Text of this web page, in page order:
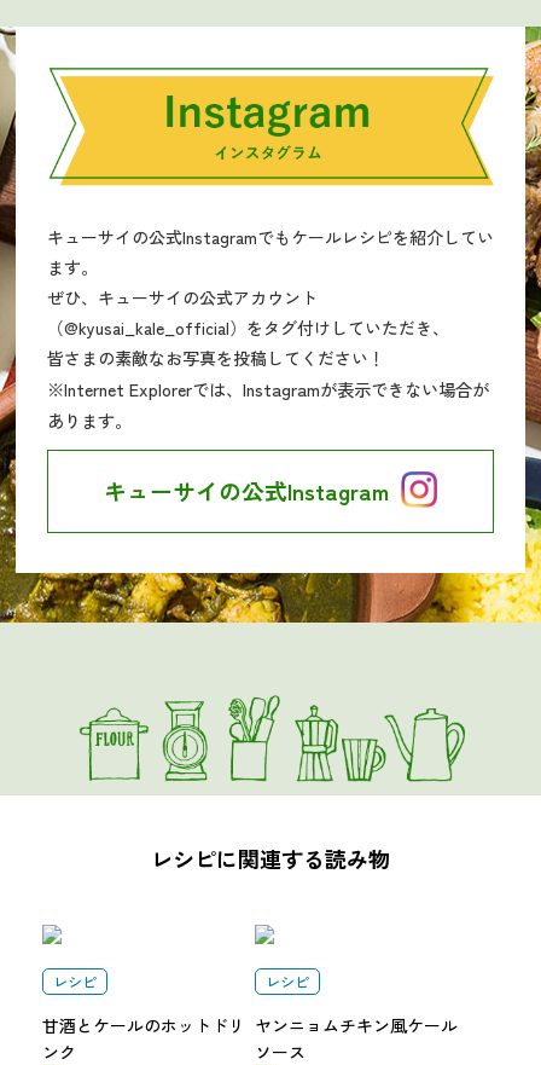
キューサイの公式Instagramでもケールレシピを紹介してい
ます。
ぜひ、キューサイの公式アカウント
（@kyusai_kale_official）をタグ付けしていただき、
皆さまの素敵なお写真を投稿してください！
※Internet Explorerでは、Instagramが表示できない場合が
あります。
キューサイの公式Instagram
レシピに関連する読み物
レシピ
甘酒とケールのホットドリ
ンク
レシピ
ヤンニョムチキン風ケール
ソース